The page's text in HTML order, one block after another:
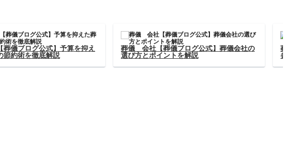
葬儀 お金【葬儀ブログ公式】お金にまつ
わる葬儀の知識と費用について解説します
葬儀 お金【葬儀ブログ公式】予
た葬儀費用の節約術を徹底解説